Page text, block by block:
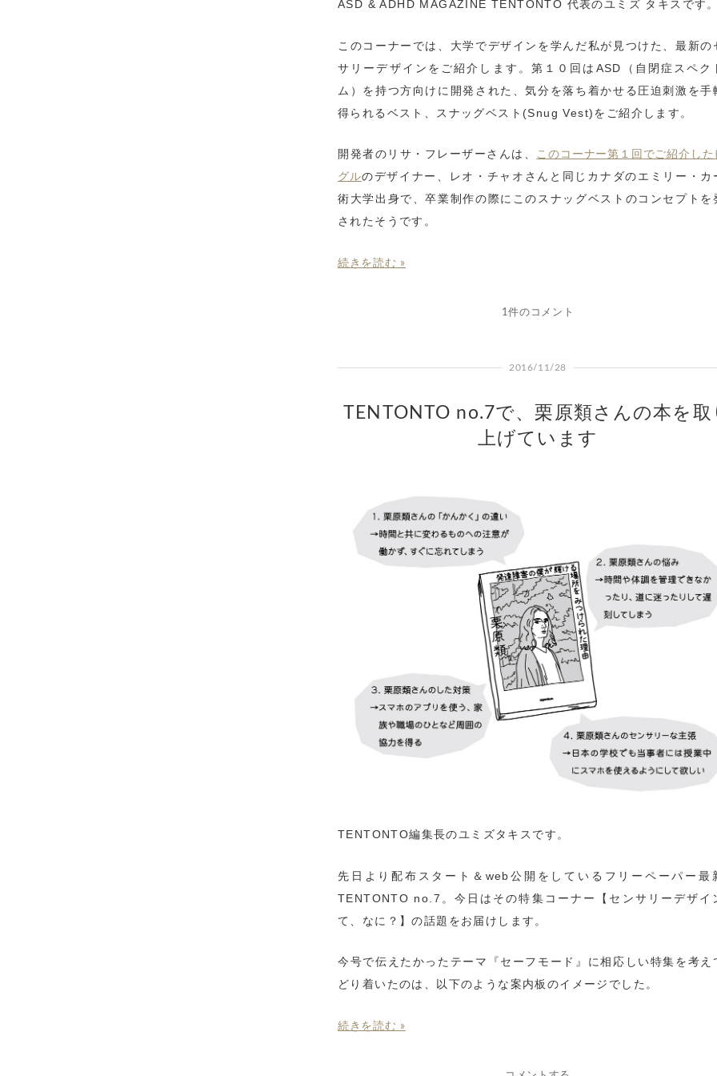
ASD & ADHD MAGAZINE TENTONTO 代表のユミズ タキスです
このコーナーでは、大学でデザインを学んだ私が見つけた、最新の
サリーデザインをご紹介します。第１０回はASD（自閉症スペク
ム）を持つ方向けに開発された、気分を落ち着かせる圧迫刺激を手
得られるベスト、スナッグベスト(Snug Vest)をご紹介します。
開発者のリサ・フレーザーさんは、
このコーナー第１回でご紹介した
グルのデザイナー、レオ・チャオさんと同じカナダのエミリー・カ
術大学出身で、卒業制作の際にこのスナッグベストのコンセプトを
されたそうです。
続きを読む »
1件のコメント
2016/11/28
TENTONTO no.7で、栗原類さんの本を取
上げています
TENTONTO編集長のユミズタキスです。
先日より配布スタート＆web公開をしているフリーペーパー最
TENTONTO no.7。今日はその特集コーナー【センサリーデザイ
て、なに？】の話題をお届けします。
今号で伝えたかったテーマ『セーフモード』に相応しい特集を考え
どり着いたのは、以下のような案内板のイメージでした。
続きを読む »